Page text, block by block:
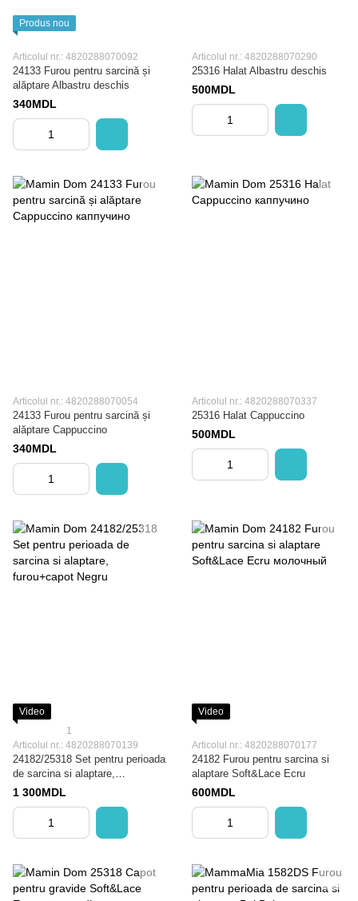
Produs nou
Articolul nr.: 4820288070092
24133 Furou pentru sarcină și
alăptare Albastru deschis
340MDL
Articolul nr.: 4820288070290
25316 Halat Albastru deschis
500MDL
Articolul nr.: 4820288070054
24133 Furou pentru sarcină și
alăptare Cappuccino
340MDL
Articolul nr.: 4820288070337
25316 Halat Cappuccino
500MDL
Video
1
Articolul nr.: 4820288070139
24182/25318 Set pentru perioada
de sarcina si alaptare,
furou+capot
1 300MDL
Video
Articolul nr.: 4820288070177
24182 Furou pentru sarcina si
alaptare Soft&Lace Ecru
600MDL